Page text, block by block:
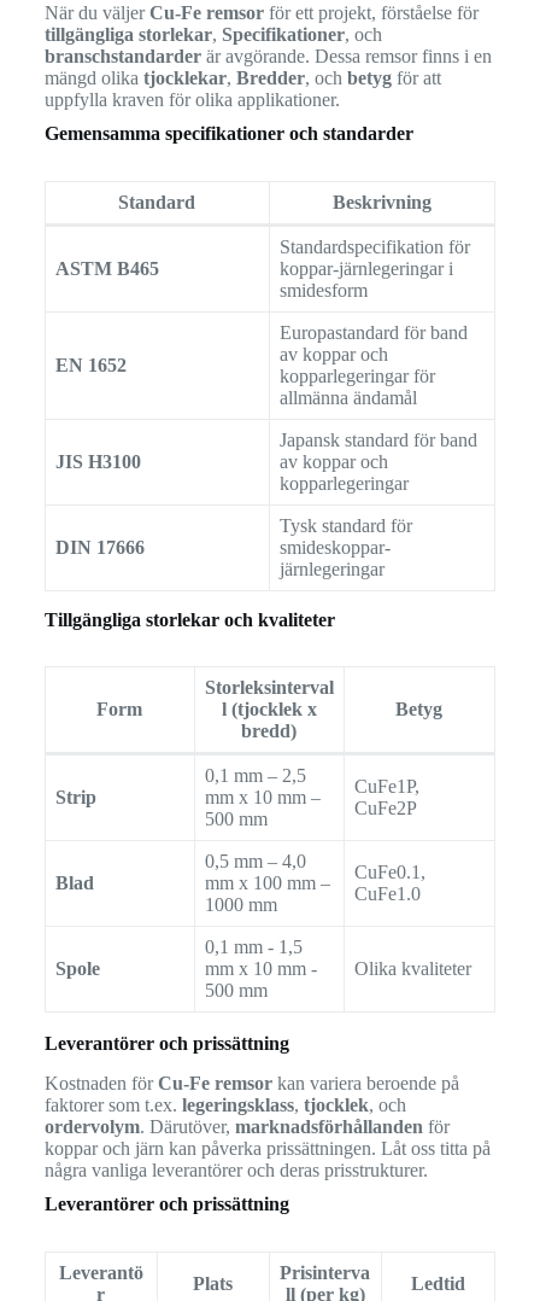
När du väljerCu-Fe remsorför ett projekt, förståelse för
tillgängliga storlekar, Specifikationer, och
branschstandarderär avgörande. Dessa remsor finns i en
mängd olika tjocklekar, Bredder, och betygför att
uppfylla kraven för olika applikationer.
Gemensamma specifikationer och standarder
Standard Beskrivning
ASTM B465
Standardspecifikation för
koppar-järnlegeringar i
smidesform
EN 1652
Europastandard för band
av koppar och
kopparlegeringar för
allmänna ändamål
JIS H3100
Japansk standard för band
av koppar och
kopparlegeringar
DIN 17666
Tysk standard för
smideskoppar-
järnlegeringar
Tillgängliga storlekar och kvaliteter
Form
Storleksinterval
l (tjocklek x
bredd)
Betyg
Strip
0,1 mm – 2,5
mm x 10 mm –
500 mm
CuFe1P,
CuFe2P
Blad
0,5 mm – 4,0
mm x 100 mm –
1000 mm
CuFe0.1,
CuFe1.0
Spole
0,1 mm - 1,5
mm x 10 mm -
500 mm
Olika kvaliteter
Leverantörer och prissättning
Kostnaden förCu-Fe remsorkan variera beroende på
faktorer som t.ex. legeringsklass, tjocklek, och
ordervolym. Därutöver, marknadsförhållanden för
koppar och järn kan påverka prissättningen. Låt oss titta på
några vanliga leverantörer och deras prisstrukturer.
Leverantörer och prissättning
Leverantö
r
Plats
Prisinterva
ll (per kg)
Ledtid